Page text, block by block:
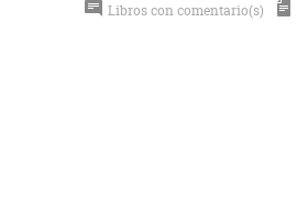
Libros con comentario(s)